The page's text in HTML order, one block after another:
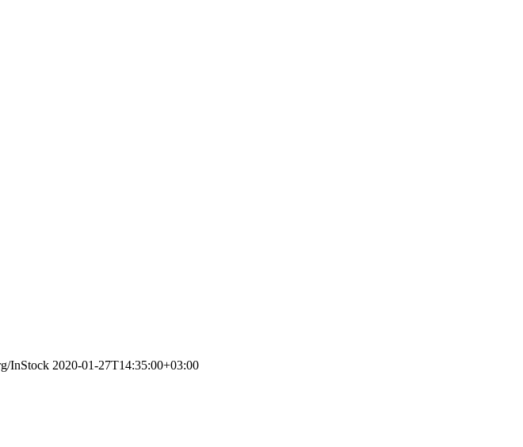
InStock 2020-01-27T14:35:00+03:00